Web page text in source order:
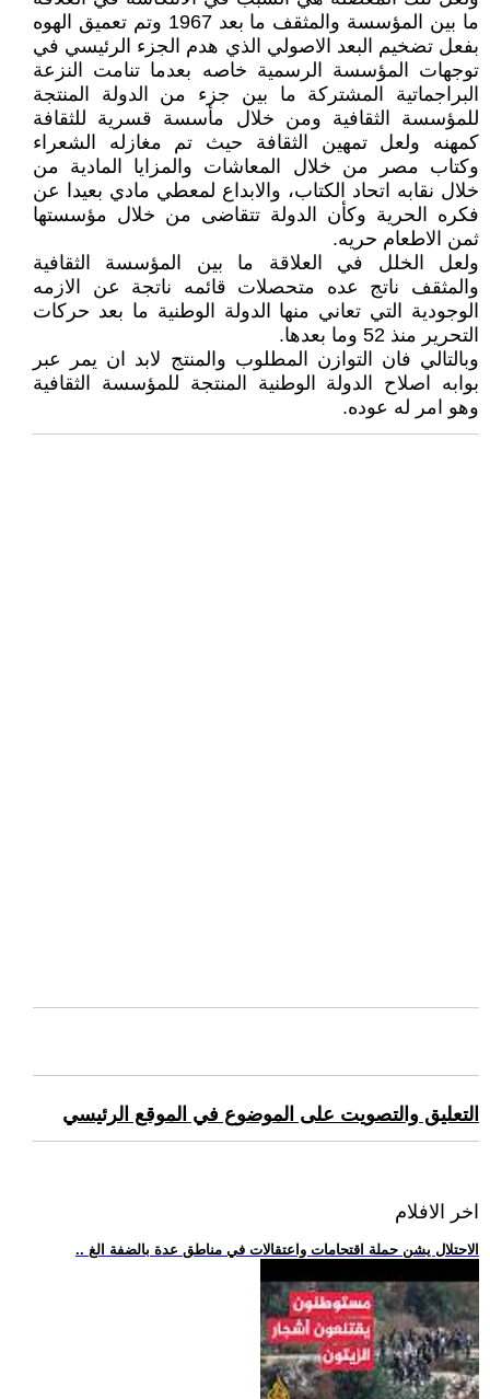
ما بين المؤسسة والمثقف ما بعد 1967 وتم تعميق الهوه
بفعل تضخيم البعد الاصولي الذي هدم الجزء الرئيسي في
توجهات المؤسسة الرسمية خاصه بعدما تنامت النزعة
البراجماتية المشتركة ما بين جزء من الدولة المنتجة
للمؤسسة الثقافية ومن خلال مأسسة قسرية للثقافة
كمهنه ولعل تمهين الثقافة حيث تم مغازله الشعراء
وكتاب مصر من خلال المعاشات والمزايا المادية من
خلال نقابه اتحاد الكتاب، والابداع لمعطي مادي بعيدا عن
فكره الحرية وكأن الدولة تتقاضى من خلال مؤسستها
ثمن الاطعام حريه.
ولعل الخلل في العلاقة ما بين المؤسسة الثقافية
والمثقف ناتج عده متحصلات قائمه ناتجة عن الازمه
الوجودية التي تعاني منها الدولة الوطنية ما بعد حركات
التحرير منذ 52 وما بعدها.
وبالتالي فان التوازن المطلوب والمنتج لابد ان يمر عبر
بوابه اصلاح الدولة الوطنية المنتجة للمؤسسة الثقافية
وهو امر له عوده.
التعليق والتصويت على الموضوع في الموقع الرئيسي
اخر الافلام
.. الاحتلال يشن حملة اقتحامات واعتقالات في مناطق عدة بالضفة الغ